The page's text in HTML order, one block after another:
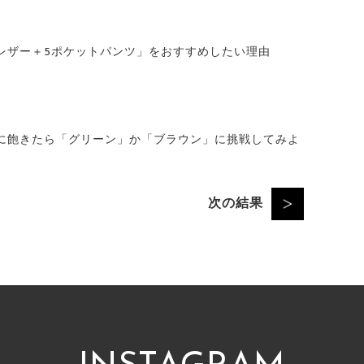
ザー＋5ポケットパンツ」をおすすめしたい理由
飽きたら「グリーン」か「ブラウン」に挑戦してみよ
次の結果